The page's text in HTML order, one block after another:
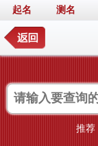
起名 测名
推荐